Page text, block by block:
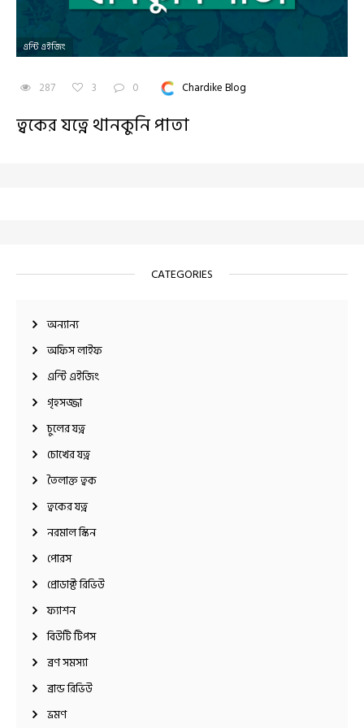
CATEGORIES
অন্যান্য
অফিস লাইফ
এন্টি এইজিং
গৃহসজ্জা
চুলের যত্ন
চোখের যত্ন
তৈলাক্ত ত্বক
ত্বকের যত্ন
নরমাল স্কিন
পোরস
প্রোডাক্ট রিভিউ
ফ্যাশন
বিউটি টিপস
ব্রণ সমস্যা
ব্রান্ড রিভিউ
ভ্রমণ
এন্টি এইজিং
287 3 0 Chardike Blog
ত্বকের যত্নে থানকুনি পাতা